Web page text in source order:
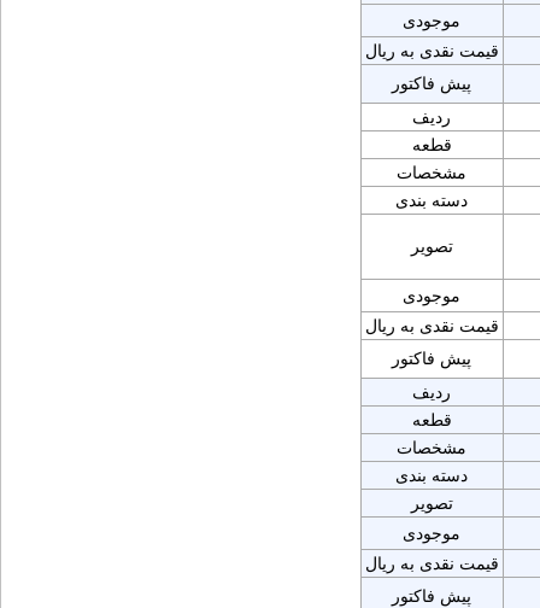
موجودی
قیمت نقدی به ریال
پیش فاکتور
ردیف
قطعه
مشخصات
دسته بندی
تصویر
موجودی
قیمت نقدی به ریال
پیش فاکتور
ردیف
قطعه
مشخصات
دسته بندی
تصویر
موجودی
قیمت نقدی به ریال
پیش فاکتور